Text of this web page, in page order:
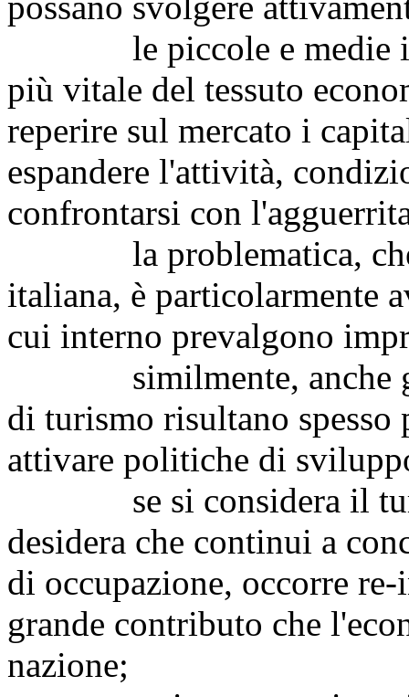
le piccole e medie
più vitale del tessuto
reperire sul mercato i
espandere l'attività,
confrontarsi con
la problematica, che
italiana, è particolarmente
cui interno prevalgono
similmente, anche gli
di turismo risultano
attivare politiche di
se si considera il
desidera che continui a
di occupazione, occorre
grande contributo che
nazione;